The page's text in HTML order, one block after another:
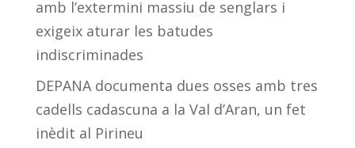
amb l’extermini massiu de senglars i
exigeix aturar les batudes
indiscriminades
DEPANA documenta dues osses amb tres
cadells cadascuna a la Val d’Aran, un fet
inèdit al Pirineu